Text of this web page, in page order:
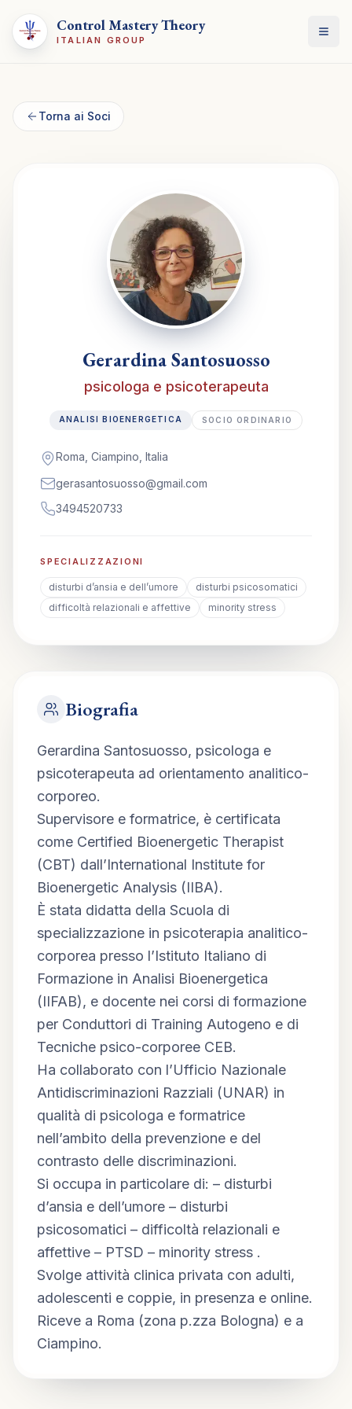
Control Mastery Theory
ITALIAN GROUP Apri
Torna ai Soci
Gerardina Santosuosso
psicologa e psicoterapeuta
ANALISI BIOENERGETICA SOCIO ORDINARIO
Roma, Ciampino, Italia
gerasantosuosso@gmail.com
3494520733
SPECIALIZZAZIONI
disturbi d’ansia e dell’umore
disturbi psicosomatici
difficoltà relazionali e affettive
minority stress
Biografia
Gerardina Santosuosso, psicologa e
psicoterapeuta ad orientamento analitico-
corporeo.
Supervisore e formatrice, è certificata
come Certified Bioenergetic Therapist
(CBT) dall’International Institute for
Bioenergetic Analysis (IIBA).
È stata didatta della Scuola di
specializzazione in psicoterapia analitico-
corporea presso l’Istituto Italiano di
Formazione in Analisi Bioenergetica
(IIFAB), e docente nei corsi di formazione
per Conduttori di Training Autogeno e di
Tecniche psico-corporee CEB.
Ha collaborato con l’Ufficio Nazionale
Antidiscriminazioni Razziali (UNAR) in
qualità di psicologa e formatrice
nell’ambito della prevenzione e del
contrasto delle discriminazioni.
Si occupa in particolare di: – disturbi
d’ansia e dell’umore – disturbi
psicosomatici – difficoltà relazionali e
affettive – PTSD – minority stress .
Svolge attività clinica privata con adulti,
adolescenti e coppie, in presenza e online.
Riceve a Roma (zona p.zza Bologna) e a
Ciampino.